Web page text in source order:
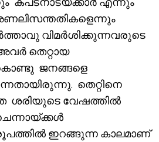
വിമർശിക്കുന്നവരുടെ
തെറ്റായ
ജനങ്ങളെ
തെറ്റിനെ
ശരിയുടെ വേഷത്തിൽ
ഇറങ്ങുന്ന കാലമാണ്